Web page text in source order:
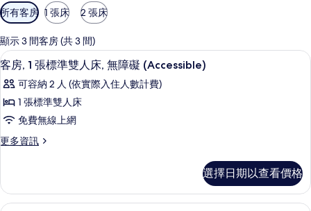
可
用
的
客
房
篩
選
條
所有客房 1 張床 2 張床
顯示 3 間客房 (共 3 間)
顯
示
客
房,
張
準
雙
書桌、熨斗/熨衣板、免費無線上網、
12
客房, 1 張標準雙人床, 無障礙 (Accessible)
可容納 2 人 (依實際入住人數計費)
1 張標準雙人床
免費無線上網
更多資訊
更
1
張
選擇日期以查看價格
客房, 1 張標準雙人床 | 書桌、熨斗/熨